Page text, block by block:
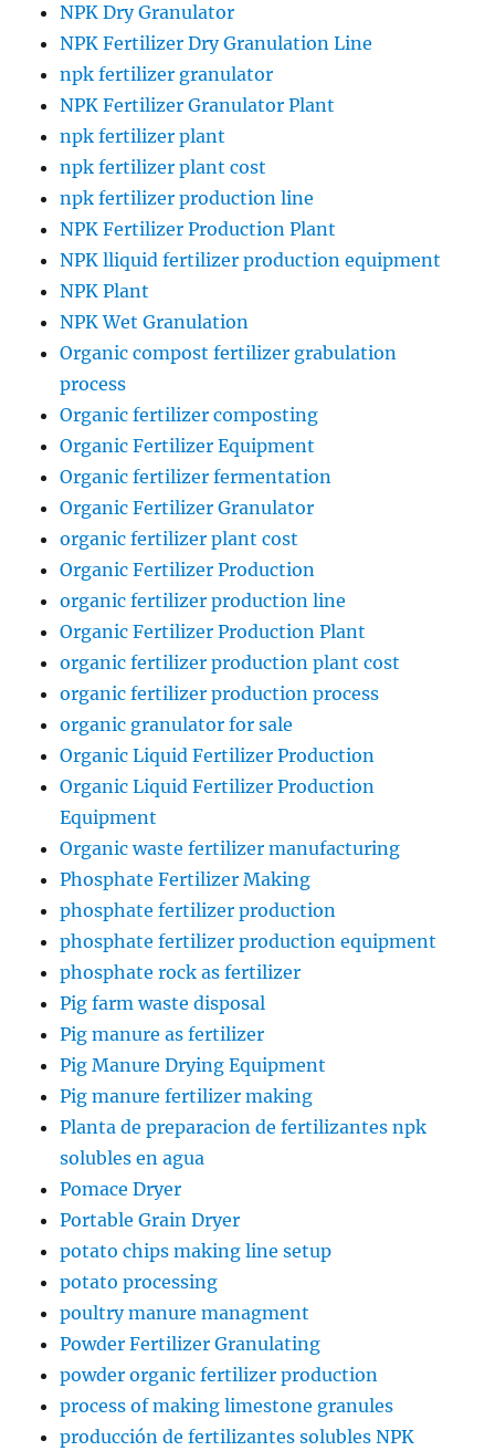
NPK Dry Granulator
NPK Fertilizer Dry Granulation Line
npk fertilizer granulator
NPK Fertilizer Granulator Plant
npk fertilizer plant
npk fertilizer plant cost
npk fertilizer production line
NPK Fertilizer Production Plant
NPK lliquid fertilizer production equipment
NPK Plant
NPK Wet Granulation
Organic compost fertilizer grabulation
process
Organic fertilizer composting
Organic Fertilizer Equipment
Organic fertilizer fermentation
Organic Fertilizer Granulator
organic fertilizer plant cost
Organic Fertilizer Production
organic fertilizer production line
Organic Fertilizer Production Plant
organic fertilizer production plant cost
organic fertilizer production process
organic granulator for sale
Organic Liquid Fertilizer Production
Organic Liquid Fertilizer Production
Equipment
Organic waste fertilizer manufacturing
Phosphate Fertilizer Making
phosphate fertilizer production
phosphate fertilizer production equipment
phosphate rock as fertilizer
Pig farm waste disposal
Pig manure as fertilizer
Pig Manure Drying Equipment
Pig manure fertilizer making
Planta de preparacion de fertilizantes npk
solubles en agua
Pomace Dryer
Portable Grain Dryer
potato chips making line setup
potato processing
poultry manure managment
Powder Fertilizer Granulating
powder organic fertilizer production
process of making limestone granules
producción de fertilizantes solubles NPK